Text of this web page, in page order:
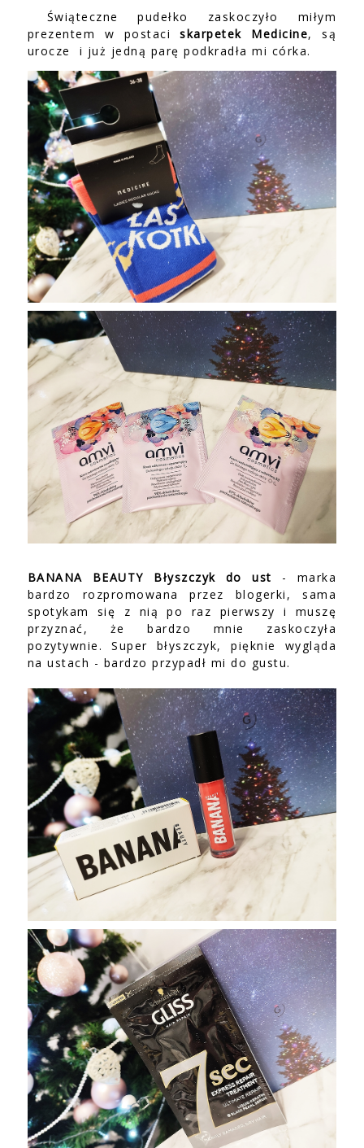
Świąteczne pudełko zaskoczyło miłym
prezentem w postaciskarpetek Medicine, są
urocze i już jedną parę podkradła mi córka.
BANANA BEAUTY Błyszczyk do ust - marka
bardzo rozpromowana przez blogerki, sama
spotykam się z nią po raz pierwszy i muszę
przyznać, że bardzo mnie zaskoczyła
pozytywnie. Super błyszczyk, pięknie wygląda
na ustach - bardzo przypadł mi do gustu.